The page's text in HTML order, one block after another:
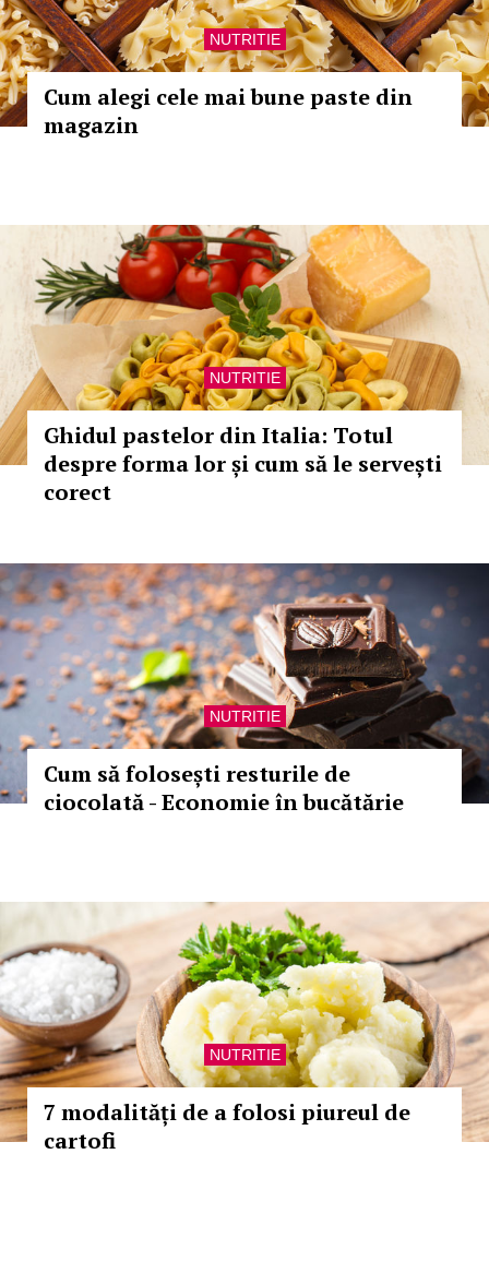
NUTRITIE
Cum alegi cele mai bune paste din
magazin
NUTRITIE
Ghidul pastelor din Italia: Totul
despre forma lor și cum să le servești
corect
NUTRITIE
Cum să folosești resturile de
ciocolată - Economie în bucătărie
NUTRITIE
7 modalități de a folosi piureul de
cartofi